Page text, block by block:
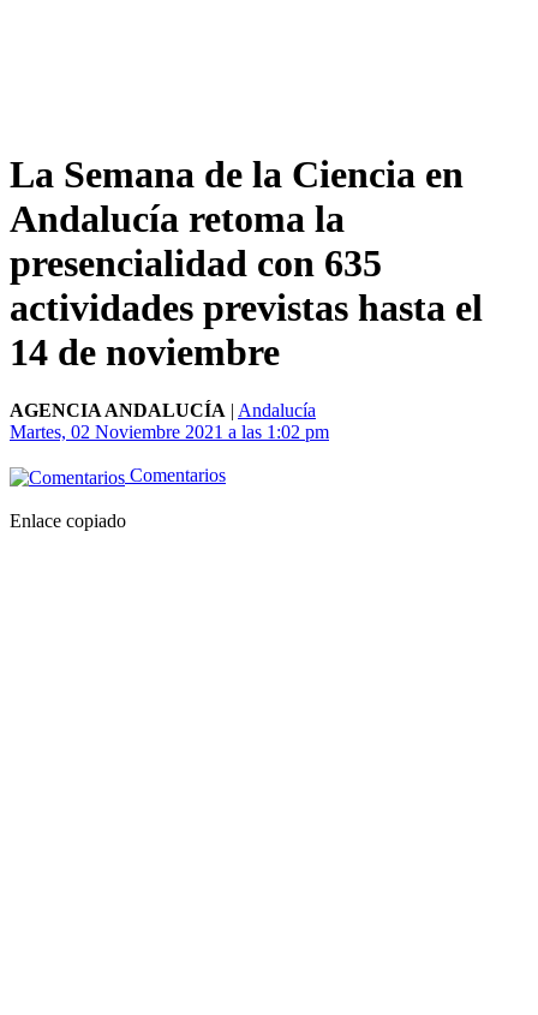
La Semana de la Ciencia en
Andalucía retoma la
presencialidad con 635
actividades previstas hasta el
14 de noviembre
AGENCIA ANDALUCÍA | Andalucía
Martes, 02 Noviembre 2021 a las 1:02 pm
Comentarios
Enlace copiado